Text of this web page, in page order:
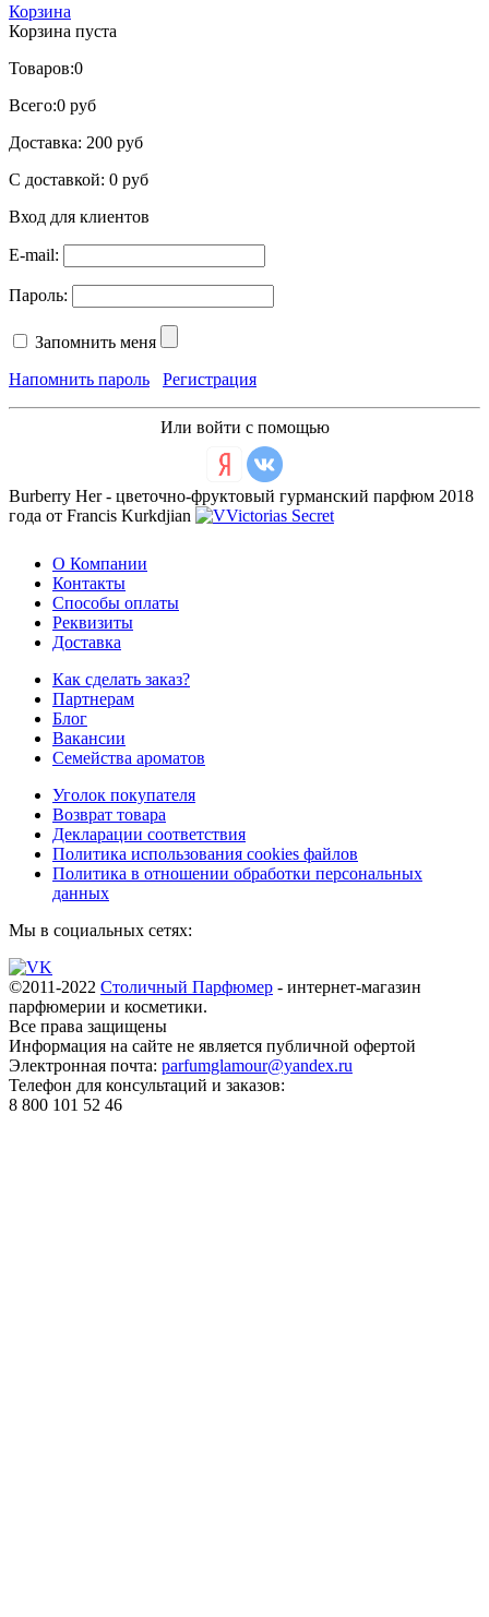
Корзина
Корзина пуста
Товаров:0
Всего:0 руб
Доставка: 200 руб
С доставкой: 0 руб
Вход для клиентов
E-mail:
Пароль:
Запомнить меня
Напомнить пароль
Регистрация
Или войти с помощью
Burberry Her - цветочно-фруктовый гурманский парфюм 2018
года от Francis Kurkdjian
О Компании
Контакты
Способы оплаты
Реквизиты
Доставка
Как сделать заказ?
Партнерам
Блог
Вакансии
Семейства ароматов
Уголок покупателя
Возврат товара
Декларации соответствия
Политика использования cookies файлов
Политика в отношении обработки персональных
данных
Мы в социальных сетях:
©2011-2022 Столичный Парфюмер - интернет-магазин
парфюмерии и косметики.
Все права защищены
Информация на сайте не является публичной офертой
Электронная почта: parfumglamour@yandex.ru
Телефон для консультаций и заказов:
8 800 101 52 46